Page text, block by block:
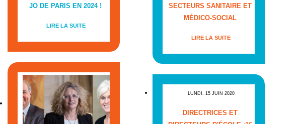
JO DE PARIS EN 2024 !
LIRE LA SUITE
SECTEURS SANITAIRE ET
MÉDICO-SOCIAL
LIRE LA SUITE
LUNDI, 15 JUIN 2020
DIRECTRICES ET